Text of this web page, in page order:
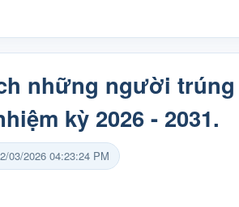
những người
kỳ 2026 - 2031.
03/2026 04:23:24 PM